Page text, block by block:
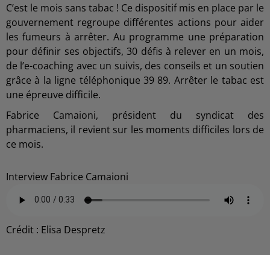
C’est le mois sans tabac ! Ce dispositif mis en place par le
gouvernement regroupe différentes actions pour aider
les fumeurs à arrêter. Au programme une préparation
pour définir ses objectifs, 30 défis à relever en un mois,
de l’e-coaching avec un suivis, des conseils et un soutien
grâce à la ligne téléphonique 39 89. Arrêter le tabac est
une épreuve difficile.
Fabrice Camaioni, président du syndicat des
pharmaciens, il revient sur les moments difficiles lors de
ce mois.
Interview Fabrice Camaioni
Crédit : Elisa Despretz